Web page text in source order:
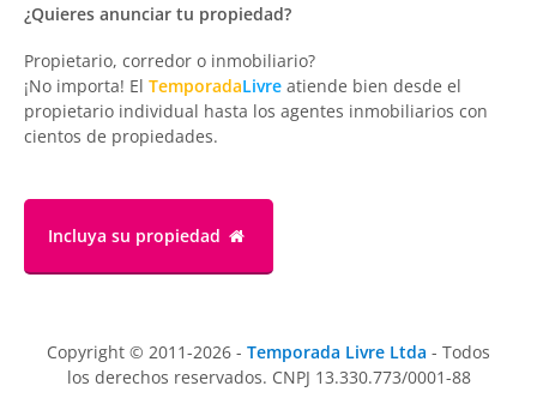
¿Quieres anunciar tu propiedad?
Propietario, corredor o inmobiliario?
¡No importa! El TemporadaLivre atiende bien desde el
propietario individual hasta los agentes inmobiliarios con
cientos de propiedades.
Incluya su propiedad
Copyright © 2011-2026 - Temporada Livre Ltda - Todos
los derechos reservados. CNPJ 13.330.773/0001-88